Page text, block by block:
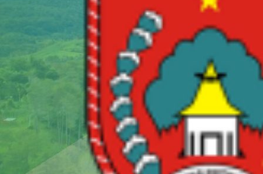
OpenSID v2607.0.0
Menu Kategori